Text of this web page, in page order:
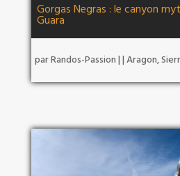
Gorgas Negras : le canyon
Guara
parRandos-Passion | | Aragon,